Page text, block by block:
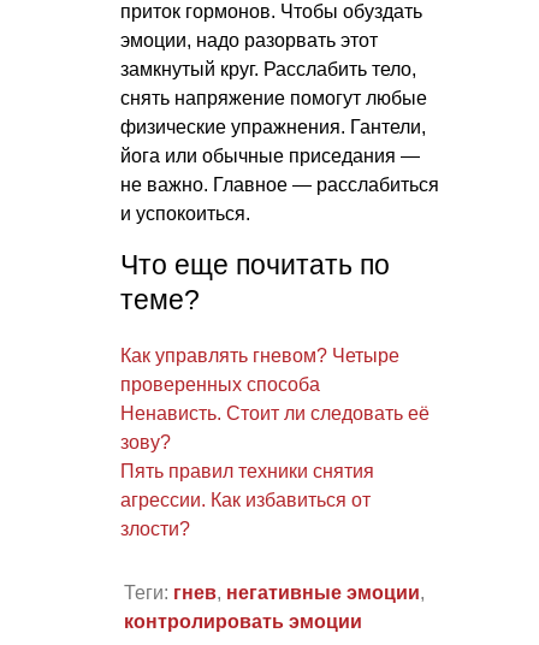
приток гормонов. Чтобы обуздать
эмоции, надо разорвать этот
замкнутый круг. Расслабить тело,
снять напряжение помогут любые
физические упражнения. Гантели,
йога или обычные приседания —
не важно. Главное — расслабиться
и успокоиться.
Что еще почитать по
теме?
Как управлять гневом? Четыре
проверенных способа
Ненависть. Стоит ли следовать её
зову?
Пять правил техники снятия
агрессии. Как избавиться от
злости?
Теги: гнев, негативные эмоции,
контролировать эмоции